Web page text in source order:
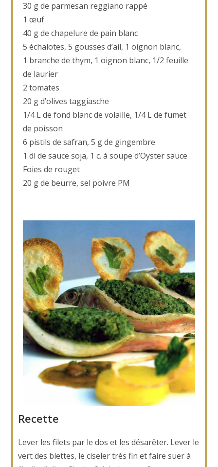
30 g de parmesan reggiano rappé
1 œuf
40 g de chapelure de pain blanc
5 échalotes, 5 gousses d’ail, 1 oignon blanc,
1 branche de thym, 1 oignon blanc, 1/2 feuille
de laurier
2 tomates
20 g d’olives taggiasche
1/4 L de fond blanc de volaille, 1/4 L de fumet
de poisson
6 pistils de safran, 5 g de gingembre
1 dl de sauce soja, 1 c. à soupe d’Oyster sauce
Foies de rouget
20 g de beurre, sel poivre PM
Recette
Lever les filets par le dos et les désarêter. Lever le
vert des blettes, le ciseler très fin et faire suer à